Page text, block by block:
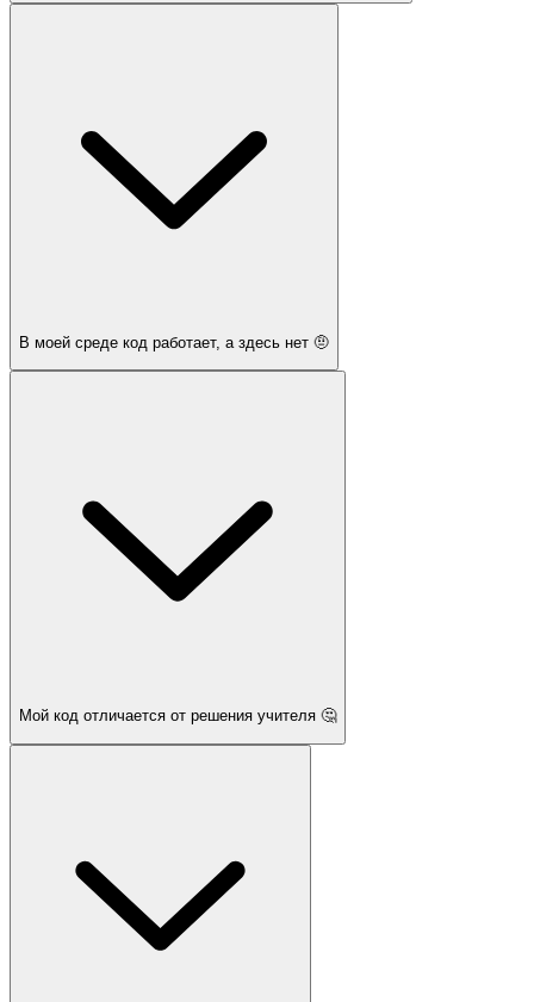
В моей среде код работает, а здесь нет 🤨
Мой код отличается от решения учителя 🤔